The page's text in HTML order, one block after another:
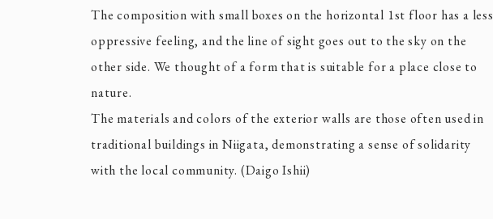
The composition with small boxes on the horizontal 1st floor has a less
oppressive feeling, and the line of sight goes out to the sky on the
other side. We thought of a form that is suitable for a place close to
nature.
The materials and colors of the exterior walls are those often used in
traditional buildings in Niigata, demonstrating a sense of solidarity
with the local community. (Daigo Ishii)